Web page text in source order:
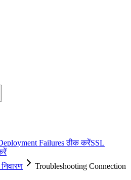
Failures ठीक करेंSSL
Troubleshooting Connection